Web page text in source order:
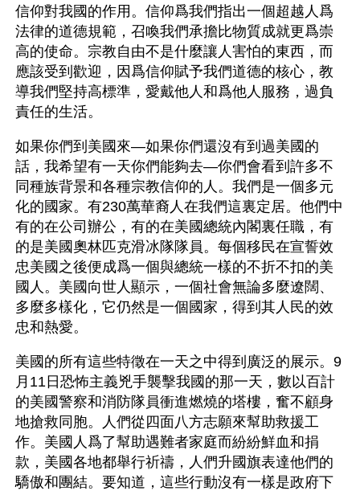
信仰對我國的作用。信仰爲我們指出一個超越人爲
法律的道德規範，召喚我們承擔比物質成就更爲崇
高的使命。宗教自由不是什麼讓人害怕的東西，而
應該受到歡迎，因爲信仰賦予我們道德的核心，教
導我們堅持高標準，愛戴他人和爲他人服務，過負
責任的生活。
如果你們到美國來—如果你們還沒有到過美國的
話，我希望有一天你們能夠去—你們會看到許多不
同種族背景和各種宗教信仰的人。我們是一個多元
化的國家。有230萬華裔人在我們這裏定居。他們中
有的在公司辦公，有的在美國總統內閣裏任職，有
的是美國奧林匹克滑冰隊隊員。每個移民在宣誓效
忠美國之後便成爲一個與總統一樣的不折不扣的美
國人。美國向世人顯示，一個社會無論多麼遼闊、
多麼多樣化，它仍然是一個國家，得到其人民的效
忠和熱愛。
美國的所有這些特徵在一天之中得到廣泛的展示。9
月11日恐怖主義兇手襲擊我國的那一天，數以百計
的美國警察和消防隊員衝進燃燒的塔樓，奮不顧身
地搶救同胞。人們從四面八方志願來幫助救援工
作。美國人爲了幫助遇難者家庭而紛紛鮮血和捐
款，美國各地都舉行祈禱，人們升國旗表達他們的
驕傲和團結。要知道，這些行動沒有一樣是政府下